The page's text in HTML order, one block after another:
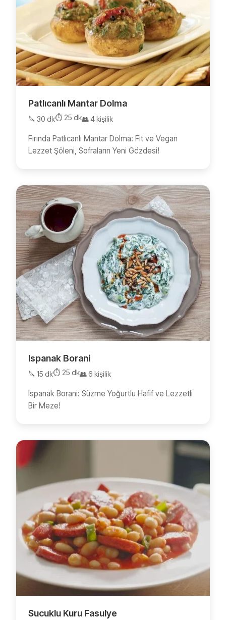
Patlıcanlı Mantar Dolma
🔪 30 dk⏱️ 25 dk👥 4 kişilik
Fırında Patlıcanlı Mantar Dolma: Fit ve Vegan
Lezzet Şöleni, Sofraların Yeni Gözdesi!
Ispanak Borani
🔪 15 dk⏱️ 25 dk👥 6 kişilik
Ispanak Borani: Süzme Yoğurtlu Hafif ve Lezzetli
Bir Meze!
Sucuklu Kuru Fasulye